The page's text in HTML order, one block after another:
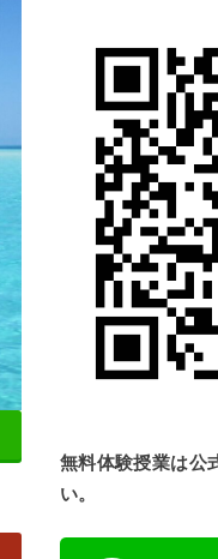
無料体験授業は公
い。